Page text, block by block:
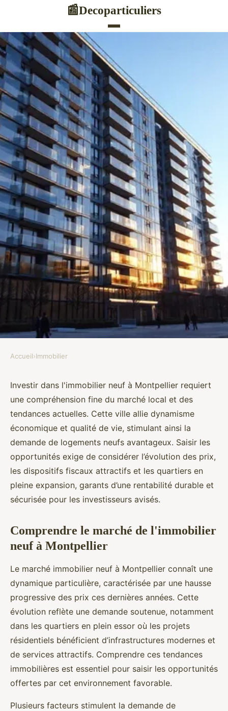
📰Decoparticuliers
Investir judicieusement dans
l'immobilier neuf à montpellier
Maëlys•23 octobre 2025 •7 min de lecture
Accueil›Immobilier
Investir dans l'immobilier neuf à Montpellier requiert
une compréhension fine du marché local et des
tendances actuelles. Cette ville allie dynamisme
économique et qualité de vie, stimulant ainsi la
demande de logements neufs avantageux. Saisir les
opportunités exige de considérer l’évolution des prix,
les dispositifs fiscaux attractifs et les quartiers en
pleine expansion, garants d’une rentabilité durable et
sécurisée pour les investisseurs avisés.
Comprendre le marché de l'immobilier
neuf à Montpellier
Le marché immobilier neuf à Montpellier connaît une
dynamique particulière, caractérisée par une hausse
progressive des prix ces dernières années. Cette
évolution reflète une demande soutenue, notamment
dans les quartiers en plein essor où les projets
résidentiels bénéficient d’infrastructures modernes et
de services attractifs. Comprendre ces tendances
immobilières est essentiel pour saisir les opportunités
offertes par cet environnement favorable.
Plusieurs facteurs stimulent la demande de